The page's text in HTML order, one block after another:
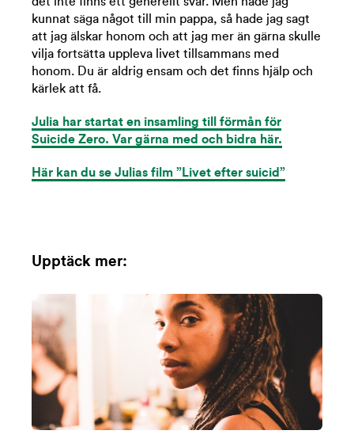
kunnat säga något till min pappa, så hade jag sagt
att jag älskar honom och att jag mer än gärna skulle
vilja fortsätta uppleva livet tillsammans med
honom. Du är aldrig ensam och det finns hjälp och
kärlek att få.
Julia har startat en insamling till förmån för
Suicide Zero. Var gärna med och bidra här.
Här kan du se Julias film ”Livet efter suicid”
Upptäck mer: